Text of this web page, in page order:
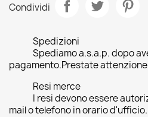
Condividi
Spedizioni
Spediamo a.s.a.p. dopo
pagamento.Prestate
Resi merce
I resi devono essere
mail o telefono in orario d'ufficio.